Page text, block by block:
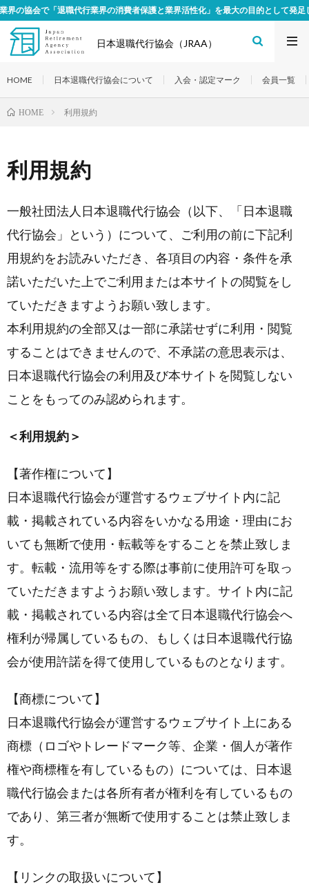
行業界の消費者保護と業界活性化」を最大の目的として発足した組織です。
日本退職代行協会（JRAA）
HOME 日本退職代行協会について 入会・認定マーク 会員一覧
HOME 利用規約
利用規約
一般社団法人日本退職代行協会（以下、「日本退職
代行協会」という）について、ご利用の前に下記利
用規約をお読みいただき、各項目の内容・条件を承
諾いただいた上でご利用または本サイトの閲覧をし
ていただきますようお願い致します。
本利用規約の全部又は一部に承諾せずに利用・閲覧
することはできませんので、不承諾の意思表示は、
日本退職代行協会の利用及び本サイトを閲覧しない
ことをもってのみ認められます。
＜利用規約＞
【著作権について】
日本退職代行協会が運営するウェブサイト内に記
載・掲載されている内容をいかなる用途・理由にお
いても無断で使用・転載等をすることを禁止致しま
す。転載・流用等をする際は事前に使用許可を取っ
ていただきますようお願い致します。サイト内に記
載・掲載されている内容は全て日本退職代行協会へ
権利が帰属しているもの、もしくは日本退職代行協
会が使用許諾を得て使用しているものとなります。
【商標について】
日本退職代行協会が運営するウェブサイト上にある
商標（ロゴやトレードマーク等、企業・個人が著作
権や商標権を有しているもの）については、日本退
職代行協会または各所有者が権利を有しているもの
であり、第三者が無断で使用することは禁止致しま
す。
【リンクの取扱いについて】